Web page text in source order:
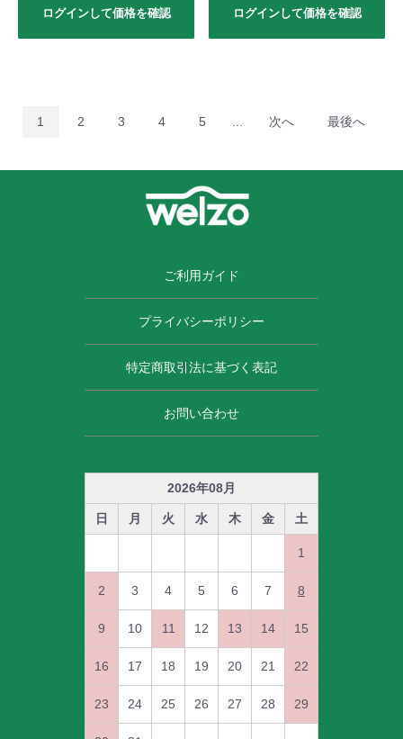
ログインして価格を確認 ログインして価格を確認
1 2 3 4 5 次へ 最後へ
ご利用ガイド
プライバシーポリシー
特定商取引法に基づく表記
お問い合わせ
2026年08月
日 月 火 水 木 金 土
1
2 3 4 5 6 7 8
9 10 11 12 13 14 15
16 17 18 19 20 21 22
23 24 25 26 27 28 29